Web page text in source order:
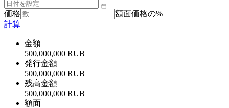
価格
額面価格の%
計算
金額
500,000,000 RUB
発行金額
500,000,000 RUB
残高金額
500,000,000 RUB
額面